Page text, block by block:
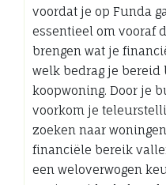
voordat je op Funda
essentieel om vooraf
brengen wat je
welk bedrag je bereid
koopwoning. Door je
voorkom je
zoeken naar
financiële bereik
een weloverwogen